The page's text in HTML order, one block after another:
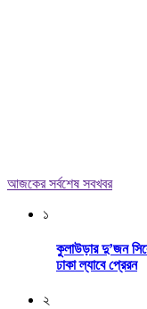
আজকের সর্বশেষ সবখবর
১
কুলাউড়ার দু’জন
ঢাকা ল্যাবে প্রেরন
২